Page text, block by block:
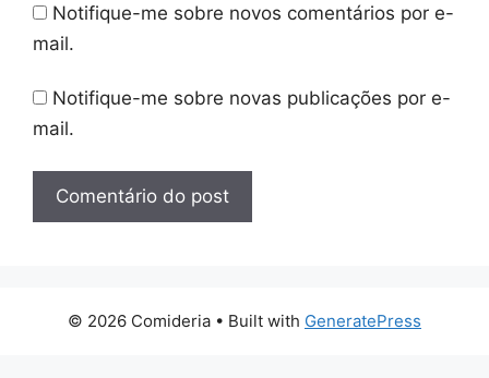
Notifique-me sobre novos comentários por e-
mail.
Notifique-me sobre novas publicações por e-
mail.
© 2026 Comideria • Built with GeneratePress